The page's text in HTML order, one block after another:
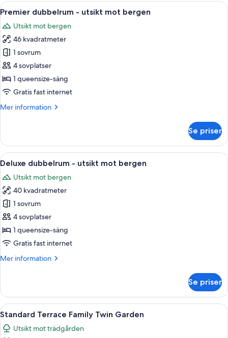
terrass
utsikt
mot
trädgården
Öppna
alla
foton
för
Premier
dubbelrum
-
utsikt
bergen
Ett hotellrum med en stor säng, ett
5
Premier dubbelrum - utsikt mot bergen
Utsikt mot bergen
46 kvadratmeter
1 sovrum
4 sovplatser
1 queensize-säng
Gratis fast internet
Mer information
Mer
dubbelrum
utsikt
bergen
Se priser
Öppna
alla
foton
för
Deluxe
dubbelrum
-
utsikt
bergen
Ett sovrum med en stor säng, ett
5
Deluxe dubbelrum - utsikt mot bergen
Utsikt mot bergen
40 kvadratmeter
1 sovrum
4 sovplatser
1 queensize-säng
Gratis fast internet
Mer information
Mer
dubbelrum
utsikt
mot
bergen
Se priser
Öppna
alla
foton
Ett hotellrum med två sängar, en
4
Standard Terrace Family Twin Garden
Utsikt mot trädgården